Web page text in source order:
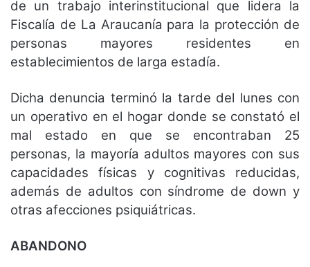
de un trabajo interinstitucional que lidera la
Fiscalía de La Araucanía para la protección de
personas mayores residentes en
establecimientos de larga estadía.
Dicha denuncia terminó la tarde del lunes con
un operativo en el hogar donde se constató el
mal estado en que se encontraban 25
personas, la mayoría adultos mayores con sus
capacidades físicas y cognitivas reducidas,
además de adultos con síndrome de down y
otras afecciones psiquiátricas.
ABANDONO